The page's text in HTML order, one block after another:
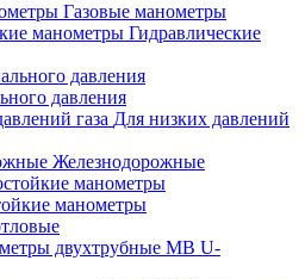
Газовые манометры
Гидравлические
давления
Для низких давлений
Железнодорожные
манометры